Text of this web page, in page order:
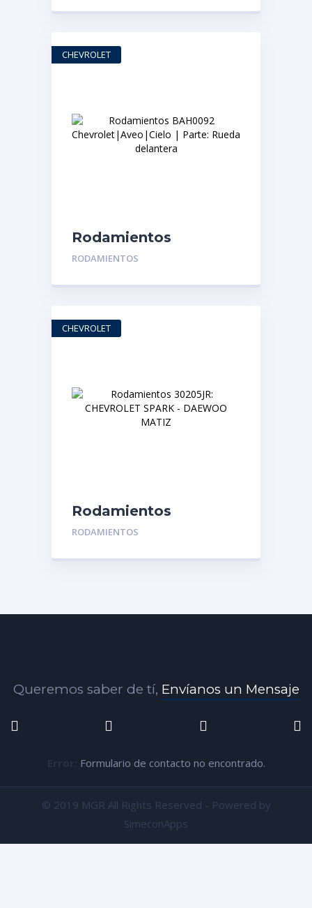
Parte: Rueda
Rodamientos
BAH0092
Parte: Rueda
RODAMIENTOS
CHEVROLET
Rodamientos
30205JR: CHEVROLET
MATIZ
RODAMIENTOS
CHEVROLET
Queremos saber de tí, Envíanos un Mensaje
Error: Formulario de contacto no encontrado.
© 2019 MGR All Rights Reserved - Powered by
SimeconApps